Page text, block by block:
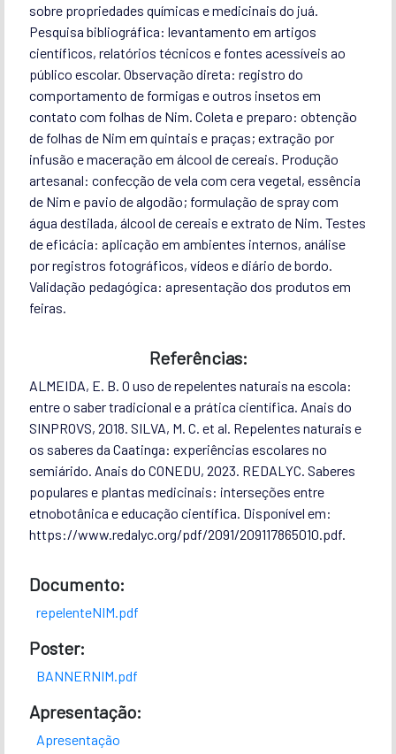
sobre propriedades químicas e medicinais do juá.
Pesquisa bibliográfica: levantamento em artigos
científicos, relatórios técnicos e fontes acessíveis ao
público escolar. Observação direta: registro do
comportamento de formigas e outros insetos em
contato com folhas de Nim. Coleta e preparo: obtenção
de folhas de Nim em quintais e praças; extração por
infusão e maceração em álcool de cereais. Produção
artesanal: confecção de vela com cera vegetal, essência
de Nim e pavio de algodão; formulação de spray com
água destilada, álcool de cereais e extrato de Nim. Testes
de eficácia: aplicação em ambientes internos, análise
por registros fotográficos, vídeos e diário de bordo.
Validação pedagógica: apresentação dos produtos em
feiras.
Referências:
ALMEIDA, E. B. O uso de repelentes naturais na escola:
entre o saber tradicional e a prática científica. Anais do
SINPROVS, 2018. SILVA, M. C. et al. Repelentes naturais e
os saberes da Caatinga: experiências escolares no
semiárido. Anais do CONEDU, 2023. REDALYC. Saberes
populares e plantas medicinais: interseções entre
etnobotânica e educação científica. Disponível em:
https://www.redalyc.org/pdf/2091/209117865010.pdf.
Documento:
repelenteNIM.pdf
Poster:
BANNERNIM.pdf
Apresentação:
Apresentação